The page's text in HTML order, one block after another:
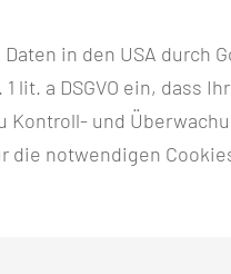
in den USA durch
lit. a DSGVO ein, dass
Kontroll- und
notwendigen